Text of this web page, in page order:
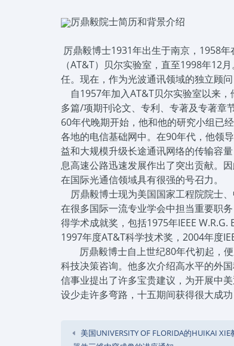
厉鼎毅院士简历和背景介绍
厉鼎毅博士1931年出生于南京，1958
（AT&T）贝尔实验室，直至1998年12
任。现在，作为光波通讯领域的独立顾
自1957年加入AT&T贝尔实验室以来
多篇/项期刊论文、专利、专著及专著章
60年代晚期开始，他和他的研究小组已
各地的电信基础网中。在90年代，他领
益和大规模升级长途通讯网络的传输容
息高速公路迅速发展作出了突出贡献。
在国际光通信领域具有很强的号召力。
厉鼎毅博士现为美国国家工程院院士
在很多国际一流专业学会中担当重要职
得学术成就奖，包括1975年IEEE
1997年度AT&T科学技术奖，2004年度
厉鼎毅博士自上世纪80年代初起，
科技决策咨询。他多次介绍高水平的外
信事业提出了许多宝贵建议，为开展中
设少走许多弯路，十五期间获得很大成
美国UNIVERSITY OF FLORIDA的HUIKAI